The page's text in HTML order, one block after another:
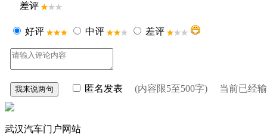
差评
好评 中评 差评
匿名发表 (内容限5至500字) 当前已经
武汉汽车门户网站